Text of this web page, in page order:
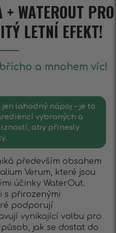
WATEROUT PRO
LETNÍ EFEKT!
a mnohem víc!
lahodný nápoj – je to
vybraných a
aby přinesly
především obsahem
Verum, které jsou
účinky WaterOut.
s přirozenými
podporují
vynikající volbu pro
jak se dostat do